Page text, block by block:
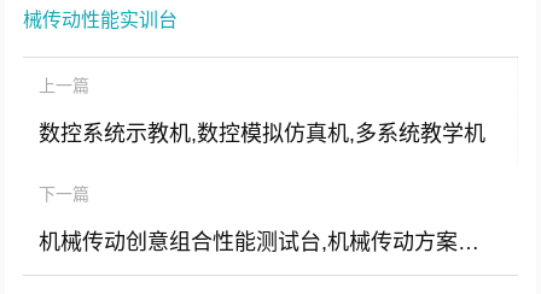
械传动性能实训台
上一篇
数控系统示教机,数控模拟仿真机,多系统教学机
下一篇
机械传动创意组合性能测试台,机械传动方案组合实验台